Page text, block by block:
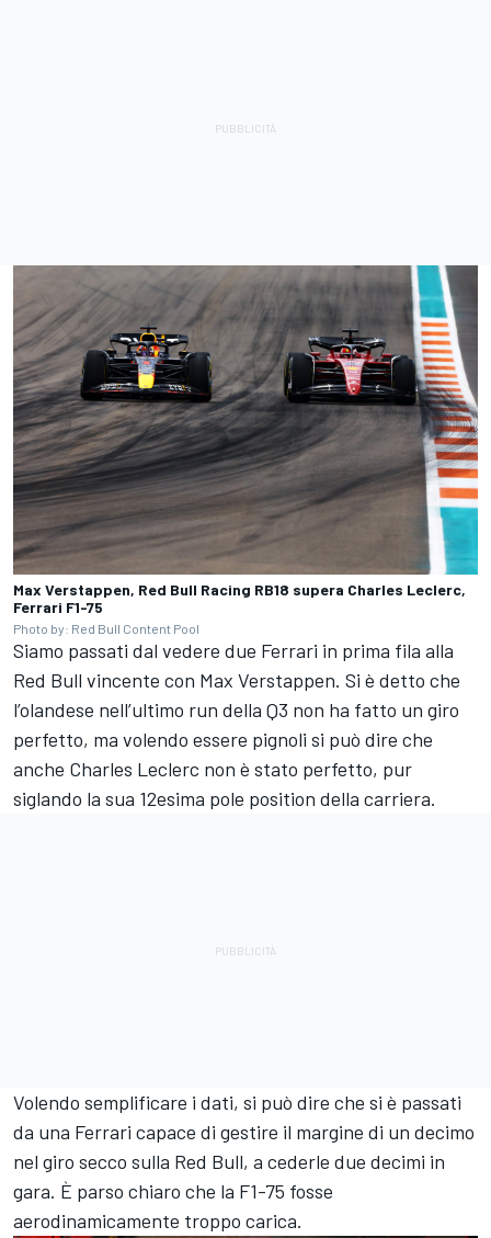
Max Verstappen, Red Bull Racing RB18 supera Charles Leclerc,
Ferrari F1-75
Photo by: Red Bull Content Pool
Siamo passati dal vedere due Ferrari in prima fila alla
Red Bull vincente con Max Verstappen. Si è detto che
l’olandese nell’ultimo run della Q3 non ha fatto un giro
perfetto, ma volendo essere pignoli si può dire che
anche Charles Leclerc non è stato perfetto, pur
siglando la sua 12esima pole position della carriera.
Volendo semplificare i dati, si può dire che si è passati
da una Ferrari capace di gestire il margine di un decimo
nel giro secco sulla Red Bull, a cederle due decimi in
gara. È parso chiaro che la F1-75 fosse
aerodinamicamente troppo carica.